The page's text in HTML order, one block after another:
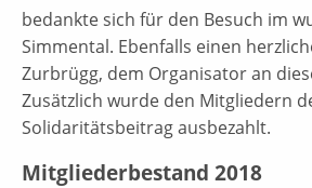
bedankte sich für den Besuch im
Simmental. Ebenfalls einen
Zurbrügg, dem Organisator an
Zusätzlich wurde den Mitgliedern
Solidaritätsbeitrag ausbezahlt.
Mitgliederbestand 2018